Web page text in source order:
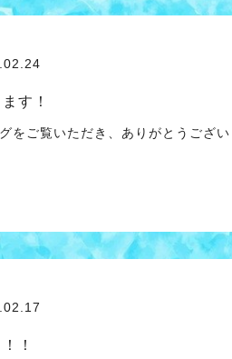
す！
をご覧いただき、ありがとうござ
！